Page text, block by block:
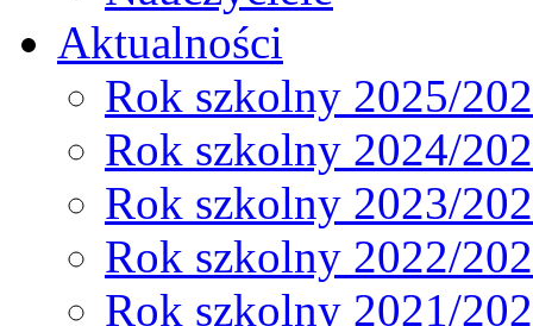
Aktualności
Rok szkolny 2025/
Rok szkolny 2024/
Rok szkolny 2023/
Rok szkolny 2022/
Rok szkolny 2021/